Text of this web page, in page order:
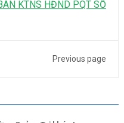
KTNS HĐND PQT SỐ
Previous page